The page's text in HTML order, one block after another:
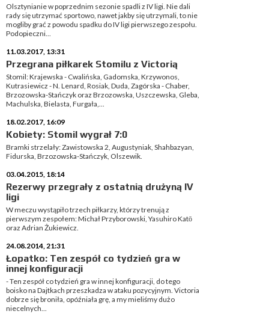
Olsztynianie w poprzednim sezonie spadli z IV ligi. Nie dali
rady się utrzymać sportowo, nawet jakby się utrzymali, to nie
mogliby grać z powodu spadku do IV ligi pierwszego zespołu.
Podopieczni...
11.03.2017, 13:31
Przegrana piłkarek Stomilu z Victorią
Stomil: Krajewska - Cwalińska, Gadomska, Krzywonos,
Kutrasiewicz - N. Lenard, Rosiak, Duda, Zagórska - Chaber,
Brzozowska-Stańczyk oraz Brzozowska, Uszczewska, Gleba,
Machulska, Bielasta, Furgała,...
18.02.2017, 16:09
Kobiety: Stomil wygrał 7:0
Bramki strzelały: Zawistowska 2, Augustyniak, Shahbazyan,
Fidurska, Brzozowska-Stańczyk, Olszewik.
03.04.2015, 18:14
Rezerwy przegrały z ostatnią drużyną IV
ligi
W meczu wystąpiło trzech piłkarzy, którzy trenują z
pierwszym zespołem: Michał Przyborowski, Yasuhiro Katō
oraz Adrian Żukiewicz.
24.08.2014, 21:31
Łopatko: Ten zespół co tydzień gra w
innej konfiguracji
- Ten zespół co tydzień gra w innej konfiguracji, do tego
boisko na Dajtkach przeszkadza w ataku pozycyjnym. Victoria
dobrze się broniła, opóźniała grę, a my mieliśmy dużo
niecelnych...